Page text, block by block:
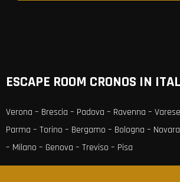
ESCAPE ROOM CRONOS IN
Verona – Brescia – Padova – Ravenna – Varese
Parma – Torino – Bergamo – Bologna – Novara
– Milano – Genova – Treviso – Pisa